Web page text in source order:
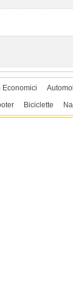
Economici
Biciclette